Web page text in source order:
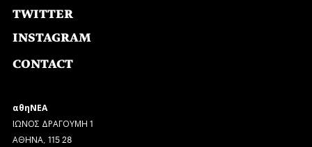
TWITTER
INSTAGRAM
CONTACT
αθηΝΕΑ
ΙΩΝΟΣ ΔΡΑΓΟΥΜΗ 1
ΑΘΗΝΑ, 115 28